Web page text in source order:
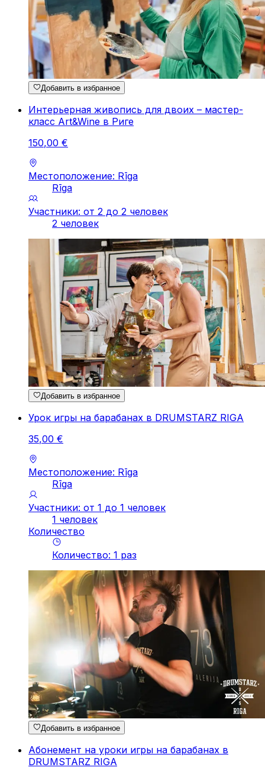
Добавить в избранное
Интерьерная живопись для двоих – мастер-
класс Art&Wine в Риге
150,00 €
Местоположение: Rīga
Rīga
Участники: от 2 до 2 человек
2 человек
Добавить в избранное
Урок игры на барабанах в DRUMSTARZ RIGA
35,00 €
Местоположение: Rīga
Rīga
Участники: от 1 до 1 человек
1 человек
Количество
Количество: 1 pаз
Добавить в избранное
Абонемент на уроки игры на барабанах в
DRUMSTARZ RIGA